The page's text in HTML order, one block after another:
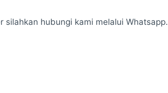
hubungi kami melalui Whatsapp.